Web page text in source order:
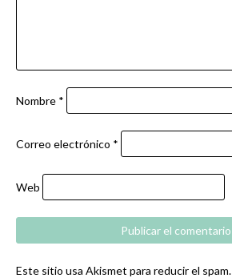
Nombre *
Correo electrónico *
Web
Este sitio usa Akismet para reducir el spam.